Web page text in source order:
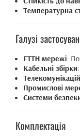
Температурна
Галузі
FTTH мережі:
Кабельні збірки
Промислові
Системи
Комплектація